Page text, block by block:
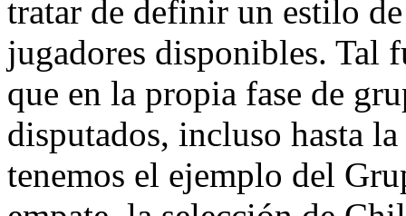
tratar de definir un estilo
jugadores disponibles. Tal
que en la propia fase de
disputados, incluso hasta
tenemos el ejemplo del